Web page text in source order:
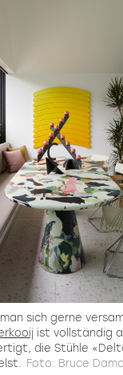
sich gerne
ist vollständig
die Stühle
Foto: Bruce